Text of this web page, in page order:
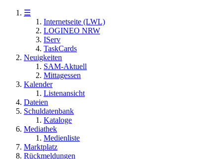
☰
Internetseite (LWL)
LOGINEO NRW
IServ
TaskCards
Neuigkeiten
SAM-Aktuell
Mittagessen
Kalender
Listenansicht
Dateien
Schuldatenbank
Kataloge
Mediathek
Medienliste
Marktplatz
Rückmeldungen